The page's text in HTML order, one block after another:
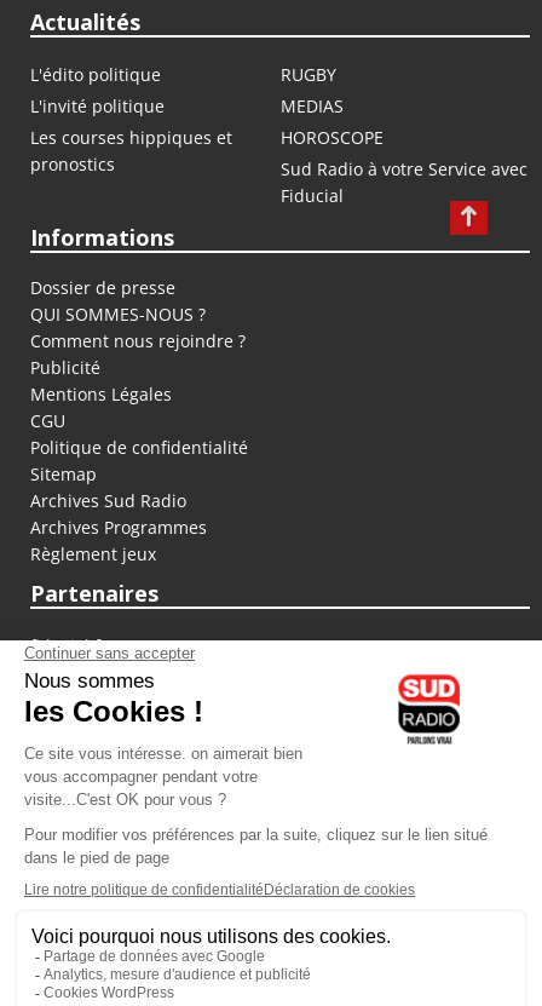
Actualités
L'édito politique
RUGBY
L'invité politique
MEDIAS
Les courses hippiques et
pronostics
HOROSCOPE
Sud Radio à votre Service avec
Fiducial
Informations
Dossier de presse
QUI SOMMES-NOUS ?
Comment nous rejoindre ?
Publicité
Mentions Légales
CGU
Politique de confidentialité
Sitemap
Archives Sud Radio
Archives Programmes
Règlement jeux
Partenaires
fiducial.fr
lyoncapitale.fr
olympique-et-lyonnais.com
L'application Iphone / Android
Téléchargez l'application
Les cookies
Gestion des cookies
Crédit photos : ©Sud Radio / Pierre Olivier